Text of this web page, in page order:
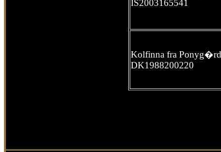
IS2003165541
Kolfinna fra
DK1988200220